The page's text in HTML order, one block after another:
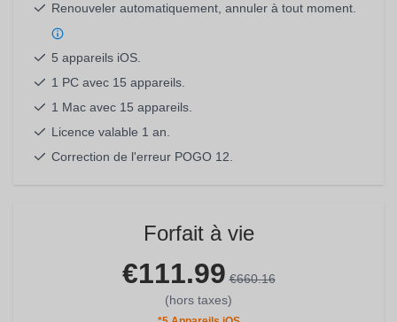
Renouveler automatiquement, annuler à tout moment.
5 appareils iOS.
1 PC avec 15 appareils.
1 Mac avec 15 appareils.
Licence valable 1 an.
Correction de l'erreur POGO 12.
Forfait à vie
€111.99 €660.16
(hors taxes)